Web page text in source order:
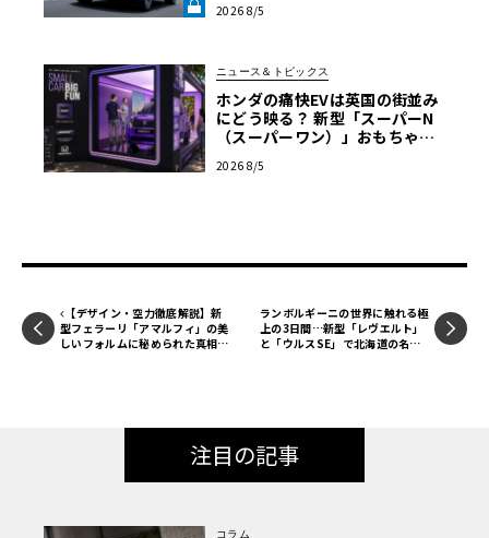
AB》
2026 8/5
ニュース＆トピックス
ホンダの痛快EVは英国の街並み
にどう映る？ 新型「スーパーN
（スーパーワン）」おもちゃ箱
2026 8/5
【デザイン・空力徹底解説】新
型フェラーリ「アマルフィ」の美
しいフォルムに秘められた真相、
ランボルギーニの世界に触れる極
上の3日間…新型「レヴエルト」
と「ウルスSE」で北海道の名道
注目の記事
コラム